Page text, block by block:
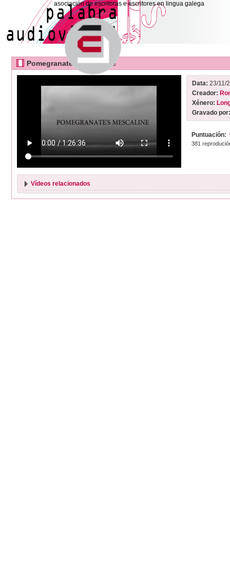
asociación de escritoras e escritores en lingua galega
Pomegranate's mescaline
Data: 23/11/
Creador:
Xénero:
Gravado
Puntuación:
381
Vídeos relacionados